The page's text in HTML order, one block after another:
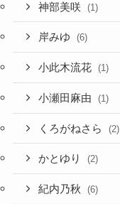
神部美咲 (1)
岸みゆ (6)
小此木流花 (1)
小瀬田麻由 (1)
くろがねさら (2)
かとゆり (2)
紀内乃秋 (6)